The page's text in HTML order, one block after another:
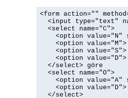
<form action=""
<input type="text"
  <select name="C">
<option value="N"
<option
<option
<option
  </select> göre
  <select name="O">
<option value="A"
<option
  </select>